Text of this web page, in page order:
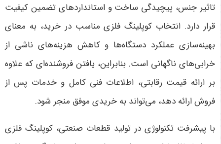
تاثیر جنس، پیچیدگی ساخت و استانداردهای تضمین کیفیت
قرار دارد. انتخاب کوپلینگ فلزی مناسب در خرید، به معنای
بهینه‌سازی عملکرد دستگاه‌ها و کاهش هزینه‌های ناشی از
خرابی‌های ناگهانی است. بنابراین، یافتن فروشنده‌ای که علاوه
بر ارائه قیمت رقابتی، اطلاعات فنی کامل و خدمات پس از
فروش ارائه دهد، می‌تواند به خریدی موفق منجر شود.
با پیشرفت تکنولوژی در تولید قطعات صنعتی، کوپلینگ فلزی